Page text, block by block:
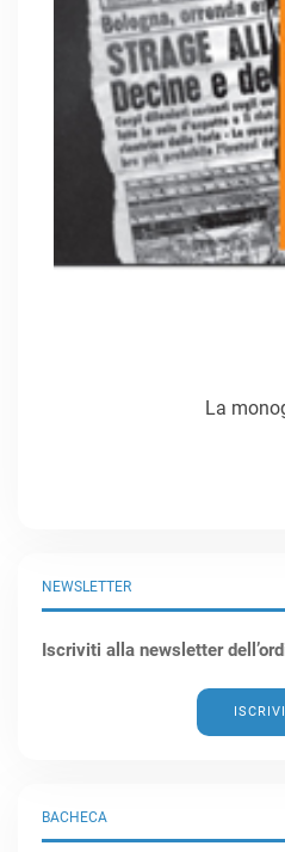
BACHECA
NEWSLETTER
Iscriviti alla newsletter
La